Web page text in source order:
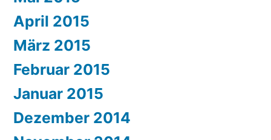
April 2015
März 2015
Februar 2015
Januar 2015
Dezember 2014